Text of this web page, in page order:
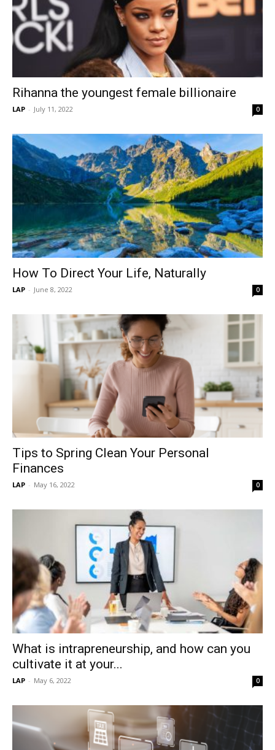
Rihanna the youngest female billionaire
LAP - July 11, 2022 0
How To Direct Your Life, Naturally
LAP - June 8, 2022 0
Tips to Spring Clean Your Personal
Finances
LAP - May 16, 2022 0
What is intrapreneurship, and how can you
cultivate it at your...
LAP - May 6, 2022 0